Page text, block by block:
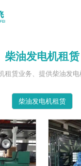
柴油发电机租赁
租赁业务、提供柴油发
柴油发电机租赁